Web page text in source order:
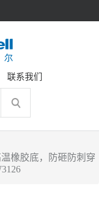
联系我们
橡胶底，防砸防刺穿